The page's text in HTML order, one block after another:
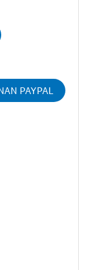
PAYPAL